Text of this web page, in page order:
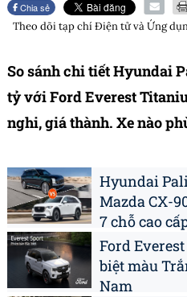
Chia sẻ
Theo dõi tạp chíĐiện tử và Ứng
So sánh chi tiết Hyundai
tỷ với Ford Everest
nghi, giá thành. Xe nào
Hyundai
Mazda CX-
7 chỗ cao
Ford
biệt màu
Nam